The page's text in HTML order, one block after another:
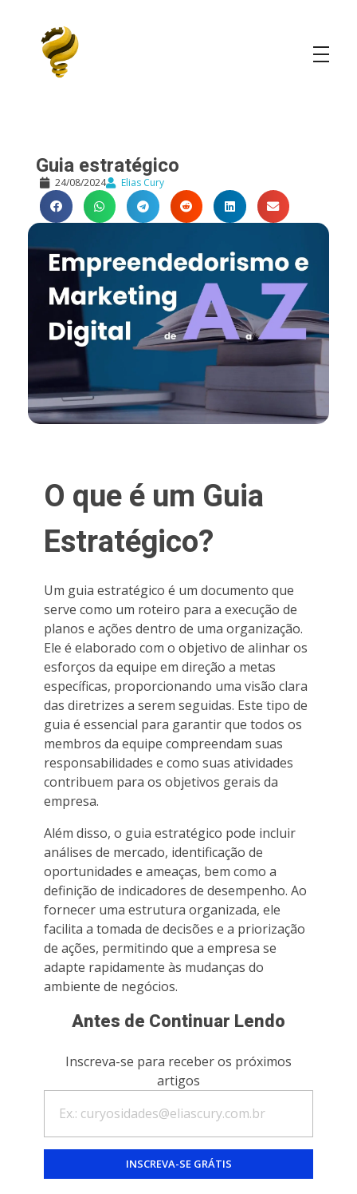
Guia estratégico
24/08/2024 Elias Cury
O que é um Guia
Estratégico?
Um guia estratégico é um documento que
serve como um roteiro para a execução de
planos e ações dentro de uma organização.
Ele é elaborado com o objetivo de alinhar os
esforços da equipe em direção a metas
específicas, proporcionando uma visão clara
das diretrizes a serem seguidas. Este tipo de
guia é essencial para garantir que todos os
membros da equipe compreendam suas
responsabilidades e como suas atividades
contribuem para os objetivos gerais da
empresa.
Além disso, o guia estratégico pode incluir
análises de mercado, identificação de
oportunidades e ameaças, bem como a
definição de indicadores de desempenho. Ao
fornecer uma estrutura organizada, ele
facilita a tomada de decisões e a priorização
de ações, permitindo que a empresa se
adapte rapidamente às mudanças do
ambiente de negócios.
Antes de Continuar Lendo
Inscreva-se para receber os próximos
artigos